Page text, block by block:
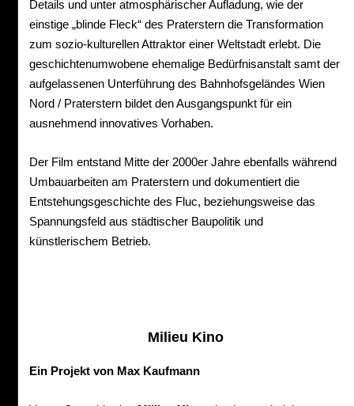
Details und unter atmosphärischer Aufladung, wie der
einstige „blinde Fleck“ des Praterstern die Transformation
zum sozio-kulturellen Attraktor einer Weltstadt erlebt. Die
geschichtenumwobene ehemalige Bedürfnisanstalt samt der
aufgelassenen Unterführung des Bahnhofsgeländes Wien
Nord / Praterstern bildet den Ausgangspunkt für ein
ausnehmend innovatives Vorhaben.
Der Film entstand Mitte der 2000er Jahre ebenfalls während
Umbauarbeiten am Praterstern und dokumentiert die
Entstehungsgeschichte des Fluc, beziehungsweise das
Spannungsfeld aus städtischer Baupolitik und
künstlerischem Betrieb.
Milieu Kino
Ein Projekt von Max Kaufmann